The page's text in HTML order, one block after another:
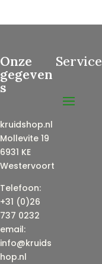
Onze
gegeven
s
kruidshop.nl
Mollevite 19
6931 KE
Westervoort
Telefoon:
+31 (0)26
737 0232
email:
info@kruids
hop.nl
Service